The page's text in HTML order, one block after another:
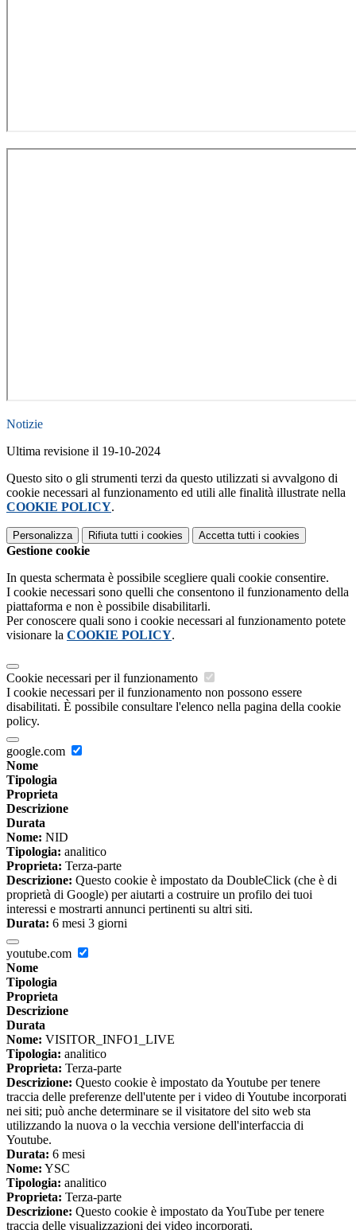
Notizie
Ultima revisione il 19-10-2024
Questo sito o gli strumenti terzi da questo utilizzati si avvalgono di
cookie necessari al funzionamento ed utili alle finalità illustrate nella
COOKIE POLICY.
Personalizza Rifiuta tutti i cookies Accetta tutti i cookies
Gestione cookie
In questa schermata è possibile scegliere quali cookie consentire.
I cookie necessari sono quelli che consentono il funzionamento della
piattaforma e non è possibile disabilitarli.
Per conoscere quali sono i cookie necessari al funzionamento potete
visionare la COOKIE POLICY.
Cookie necessari per il funzionamento
I cookie necessari per il funzionamento non possono essere
disabilitati. È possibile consultare l'elenco nella pagina della cookie
policy.
google.com
Nome
Tipologia
Proprieta
Descrizione
Durata
Nome: NID
Tipologia: analitico
Proprieta: Terza-parte
Descrizione: Questo cookie è impostato da DoubleClick (che è di
proprietà di Google) per aiutarti a costruire un profilo dei tuoi
interessi e mostrarti annunci pertinenti su altri siti.
Durata: 6 mesi 3 giorni
youtube.com
Nome
Tipologia
Proprieta
Descrizione
Durata
Nome: VISITOR_INFO1_LIVE
Tipologia: analitico
Proprieta: Terza-parte
Descrizione: Questo cookie è impostato da Youtube per tenere
traccia delle preferenze dell'utente per i video di Youtube incorporati
nei siti; può anche determinare se il visitatore del sito web sta
utilizzando la nuova o la vecchia versione dell'interfaccia di
Youtube.
Durata: 6 mesi
Nome: YSC
Tipologia: analitico
Proprieta: Terza-parte
Descrizione: Questo cookie è impostato da YouTube per tenere
traccia delle visualizzazioni dei video incorporati.